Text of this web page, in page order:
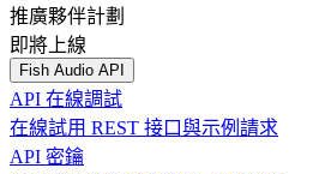
推廣夥伴計劃
即將上線
Fish Audio API
API 在線調試
在線試用 REST 接口與示例請求
API 密鑰